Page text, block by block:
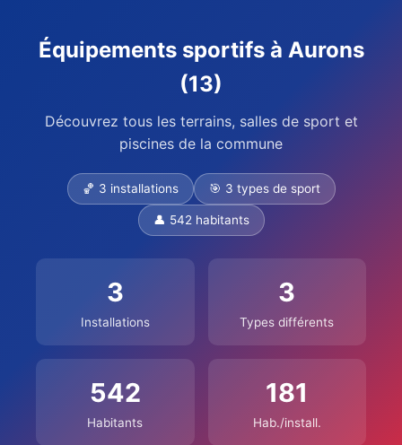
Équipements sportifs à Aurons
(13)
Découvrez tous les terrains, salles de sport et
piscines de la commune
🏀 3 installations 🎯 3 types de sport
👤 542 habitants
3
Installations
3
Types différents
542
Habitants
181
Hab./install.